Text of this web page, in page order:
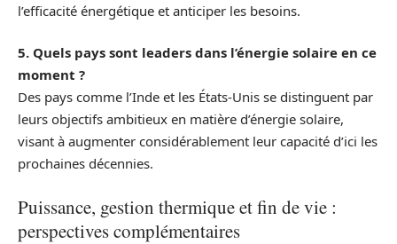
l’efficacité énergétique et anticiper les besoins.
5. Quels pays sont leaders dans l’énergie solaire en ce
moment ?
Des pays comme l’Inde et les États-Unis se distinguent par
leurs objectifs ambitieux en matière d’énergie solaire,
visant à augmenter considérablement leur capacité d’ici les
prochaines décennies.
Puissance, gestion thermique et fin de vie :
perspectives complémentaires